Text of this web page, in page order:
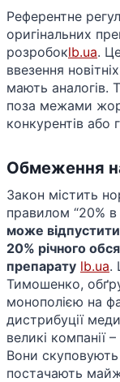
Референтне
оригінальних
розробок​lb.ua.
ввезення
мають аналогів.
поза межами
конкурентів або
Обмеження
Закон містить
правилом “20% в
може
20% річного
препарату lb.ua.
Тимошенко,
монополією на
дистрибуції
великі
Вони
постачають